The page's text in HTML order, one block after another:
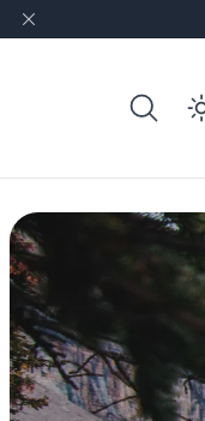
dark mode